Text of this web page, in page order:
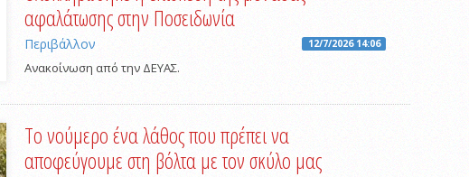
αφαλάτωσης στην Ποσειδωνία
Περιβάλλον 12/7/2026 14:06
Ανακοίνωση από την ΔΕΥΑΣ.
Το νούμερο ένα λάθος που πρέπει να
αποφεύγουμε στη βόλτα με τον σκύλο μας